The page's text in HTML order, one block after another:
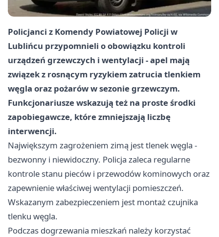
Policjanci z Komendy Powiatowej Policji w
Lublińcu przypomnieli o obowiązku kontroli
urządzeń grzewczych i wentylacji - apel mają
związek z rosnącym ryzykiem zatrucia tlenkiem
węgla oraz pożarów w sezonie grzewczym.
Funkcjonariusze wskazują też na proste środki
zapobiegawcze, które zmniejszają liczbę
interwencji.
Największym zagrożeniem zimą jest tlenek węgla -
bezwonny i niewidoczny. Policja zaleca regularne
kontrole stanu pieców i przewodów kominowych oraz
zapewnienie właściwej wentylacji pomieszczeń.
Wskazanym zabezpieczeniem jest montaż czujnika
tlenku węgla.
Podczas dogrzewania mieszkań należy korzystać